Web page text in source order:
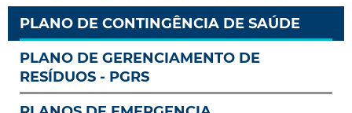
PLANO DE CONTINGÊNCIA DE SAÚDE
PLANO DE GERENCIAMENTO DE
RESÍDUOS - PGRS